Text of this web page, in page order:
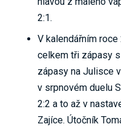
2:1.
V kalendářním
celkem tři zápasy
zápasy na Julisce
v srpnovém duelu
2:2 a to až v
Zajíce. Útočník